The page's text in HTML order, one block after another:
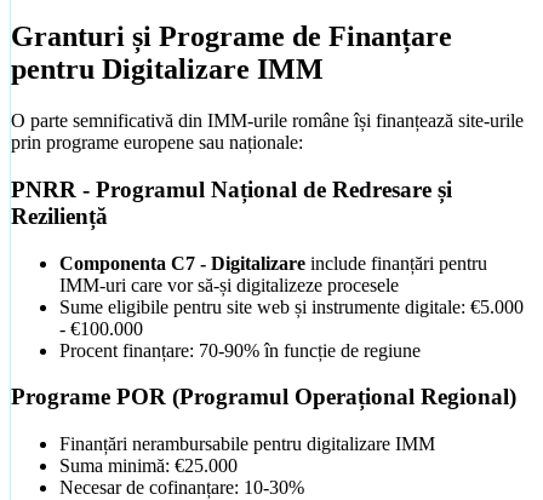
ScoliDeSofer
Granturi și Programe de Finanțare
pentru Digitalizare IMM
O parte semnificativă din IMM-urile române își finanțează site-urile
prin programe europene sau naționale:
PNRR - Programul Național de Redresare și
Reziliență
Componenta C7 - Digitalizare include finanțări pentru
IMM-uri care vor să-și digitalizeze procesele
Sume eligibile pentru site web și instrumente digitale: €5.000
- €100.000
Procent finanțare: 70-90% în funcție de regiune
Programe POR (Programul Operațional Regional)
Finanțări nerambursabile pentru digitalizare IMM
Suma minimă: €25.000
Necesar de cofinanțare: 10-30%